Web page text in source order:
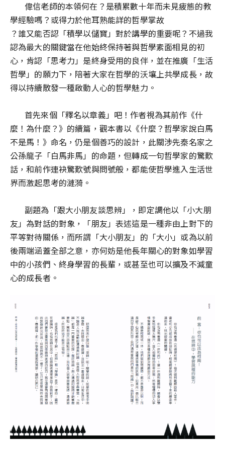
偉信老師的本領何在？是積累數十年而未見疲態的教
學經驗嗎？或得力於他耳熟能詳的哲學掌故
？誰又能否認「積學以儲寶」對於講學的重要呢？不過我
認為最大的關鍵當在他始終保持著與哲學素面相見的初
心，肯認「思考力」是終身受用的良伴，並在推廣「生活
哲學」的願力下，陪著大家在哲學的沃壤上共學成長，故
得以持續散發一種啟動人心的哲學魅力。
首先來個「釋名以章義」吧！作者視為其前作《什
麼！為什麼？》的續篇，觀本書以《什麼 ？ 哲學家說白馬
不是馬！》命名，仍是個善巧的設計，此關涉先秦名家之
公孫龍子「白馬非馬」的命題，但轉成一句哲學家的驚歎
話，和前作連袂驚歎號與問號般，都能使哲學進入生活世
界而激起思考的漣漪。
副題為「跟大小朋友談思辨」，即定調他以「小大朋
友」為對話的對象，「朋友」表述這是一種非由上對下的
平等對待關係，而所謂「大小朋友」的「大小」或為以前
後兩端涵蓋全部之意，亦何妨是他長年關心的對象如學習
中的小孩們、終身學習的長輩，或甚至也可以擴及不減童
心的成長者。